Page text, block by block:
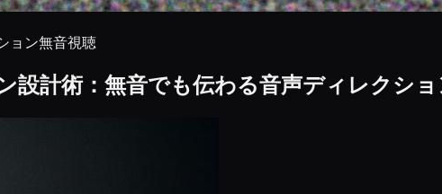
ョン無音視聴
設計術：無音でも伝わる音声ディレクシ